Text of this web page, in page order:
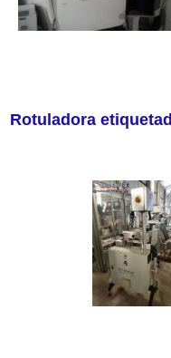
Rotuladora